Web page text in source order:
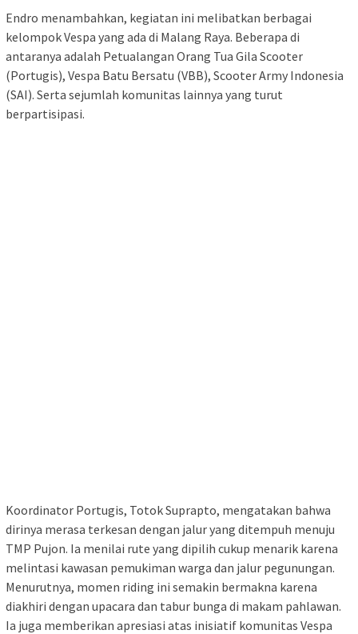
Endro menambahkan, kegiatan ini melibatkan berbagai
kelompok Vespa yang ada di Malang Raya. Beberapa di
antaranya adalah Petualangan Orang Tua Gila Scooter
(Portugis), Vespa Batu Bersatu (VBB), Scooter Army Indonesia
(SAI). Serta sejumlah komunitas lainnya yang turut
berpartisipasi.
Koordinator Portugis, Totok Suprapto, mengatakan bahwa
dirinya merasa terkesan dengan jalur yang ditempuh menuju
TMP Pujon. Ia menilai rute yang dipilih cukup menarik karena
melintasi kawasan pemukiman warga dan jalur pegunungan.
Menurutnya, momen riding ini semakin bermakna karena
diakhiri dengan upacara dan tabur bunga di makam pahlawan.
Ia juga memberikan apresiasi atas inisiatif komunitas Vespa